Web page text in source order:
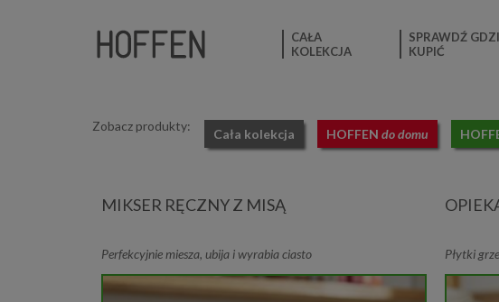
CAŁA
KOLEKCJA
SPRAWDŹ
KUPIĆ
Zobacz produkty:
Cała kolekcja HOFFEN do domu
MIKSER RĘCZNY Z MISĄ
Perfekcyjnie miesza, ubija i wyrabia ciasto Płytki